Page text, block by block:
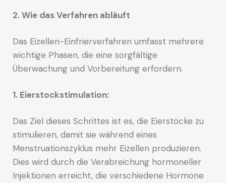
2. Wie das Verfahren abläuft
Das Eizellen-Einfrierverfahren umfasst mehrere
wichtige Phasen, die eine sorgfältige
Überwachung und Vorbereitung erfordern.
1. Eierstockstimulation:
Das Ziel dieses Schrittes ist es, die Eierstöcke zu
stimulieren, damit sie während eines
Menstruationszyklus mehr Eizellen produzieren.
Dies wird durch die Verabreichung hormoneller
Injektionen erreicht, die verschiedene Hormone